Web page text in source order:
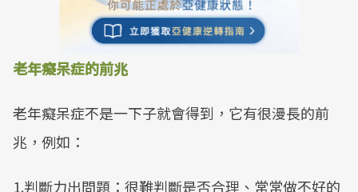
老年癡呆症的前兆
老年癡呆症不是一下子就會得到，它有很漫長的前
兆，例如：
1.判斷力出問題：很難判斷是否合理、常常做不好的